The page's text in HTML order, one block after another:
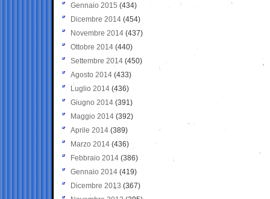
Gennaio 2015 (434)
Dicembre 2014 (454)
Novembre 2014 (437)
Ottobre 2014 (440)
Settembre 2014 (450)
Agosto 2014 (433)
Luglio 2014 (436)
Giugno 2014 (391)
Maggio 2014 (392)
Aprile 2014 (389)
Marzo 2014 (436)
Febbraio 2014 (386)
Gennaio 2014 (419)
Dicembre 2013 (367)